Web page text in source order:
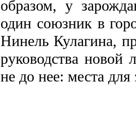
образом, у
один союзник в
Нинель Кулагина,
руководства
не до нее: места